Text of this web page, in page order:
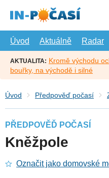
hlavní
Úvod
Aktuálně Radar
AKTUALITA: Kromě východu
bouřky, na východě i silné
Úvod Předpověď počasí
PŘEDPOVĚĎ POČASÍ
Kněžpole
Označit jako domovské